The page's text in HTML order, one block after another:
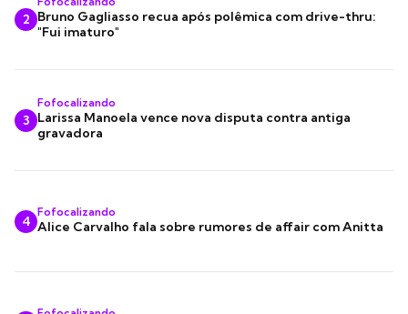
2 Bruno Gagliasso recua após polêmica com drive-thru:
"Fui imaturo"
3
Fofocalizando
Larissa Manoela vence nova disputa contra antiga
gravadora
4
Fofocalizando
Alice Carvalho fala sobre rumores de affair com Anitta